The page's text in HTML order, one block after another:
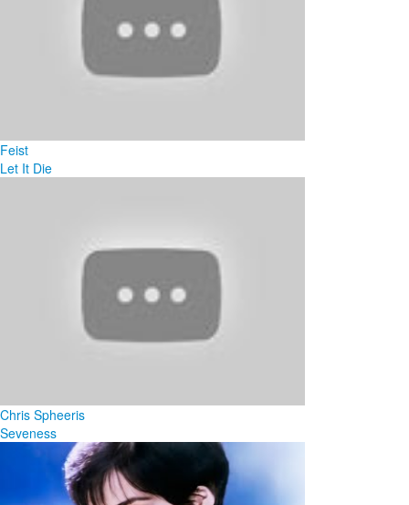
Feist
Let It Die
Chris Spheeris
Seveness